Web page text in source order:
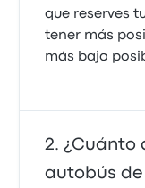
que reserves
tener más
más bajo
¿Cuánto
autobús de